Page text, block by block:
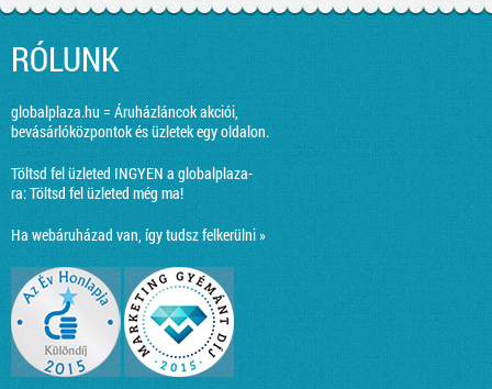
RÓLUNK
globalplaza.hu = Áruházláncok akciói,
bevásárlóközpontok és üzletek egy oldalon.
Töltsd fel üzleted INGYEN a globalplaza-
ra:Töltsd fel üzleted még ma!
Ha webáruházad van, így tudsz felkerülni »